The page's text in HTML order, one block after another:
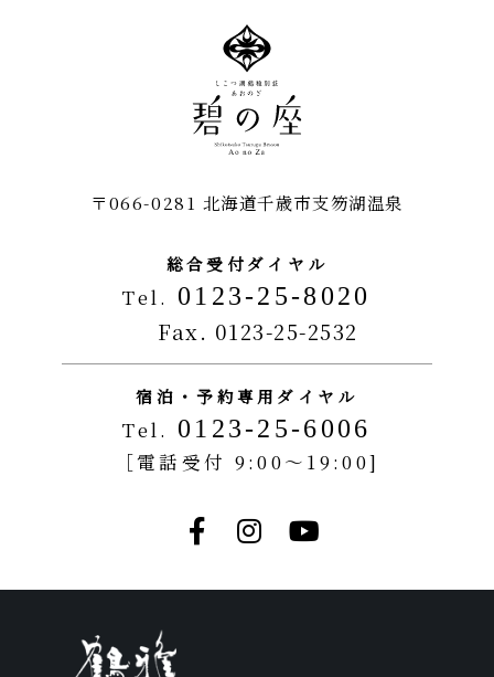
〒066-0281 北海道千歳市支笏湖温泉
総合受付ダイヤル
Tel. 0123-25-8020
Fax. 0123-25-2532
宿泊・予約専用ダイヤル
Tel. 0123-25-6006
［電話受付 9:00～19:00]